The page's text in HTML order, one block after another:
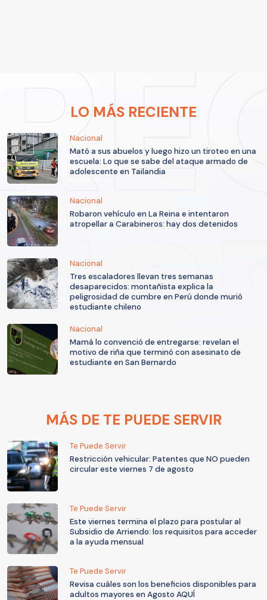
LO MÁS RECIENTE
Nacional
Mató a sus abuelos y luego hizo un tiroteo en una
escuela: Lo que se sabe del ataque armado de
adolescente en Tailandia
Nacional
Robaron vehículo en La Reina e intentaron
atropellar a Carabineros: hay dos detenidos
Nacional
Tres escaladores llevan tres semanas
desaparecidos: montañista explica la
peligrosidad de cumbre en Perú donde murió
estudiante chileno
Nacional
Mamá lo convenció de entregarse: revelan el
motivo de riña que terminó con asesinato de
estudiante en San Bernardo
MÁS DE TE PUEDE SERVIR
Te Puede Servir
Restricción vehicular: Patentes que NO pueden
circular este viernes 7 de agosto
Te Puede Servir
Este viernes termina el plazo para postular al
Subsidio de Arriendo: los requisitos para acceder
a la ayuda mensual
Te Puede Servir
Revisa cuáles son los beneficios disponibles para
adultos mayores en Agosto AQUÍ